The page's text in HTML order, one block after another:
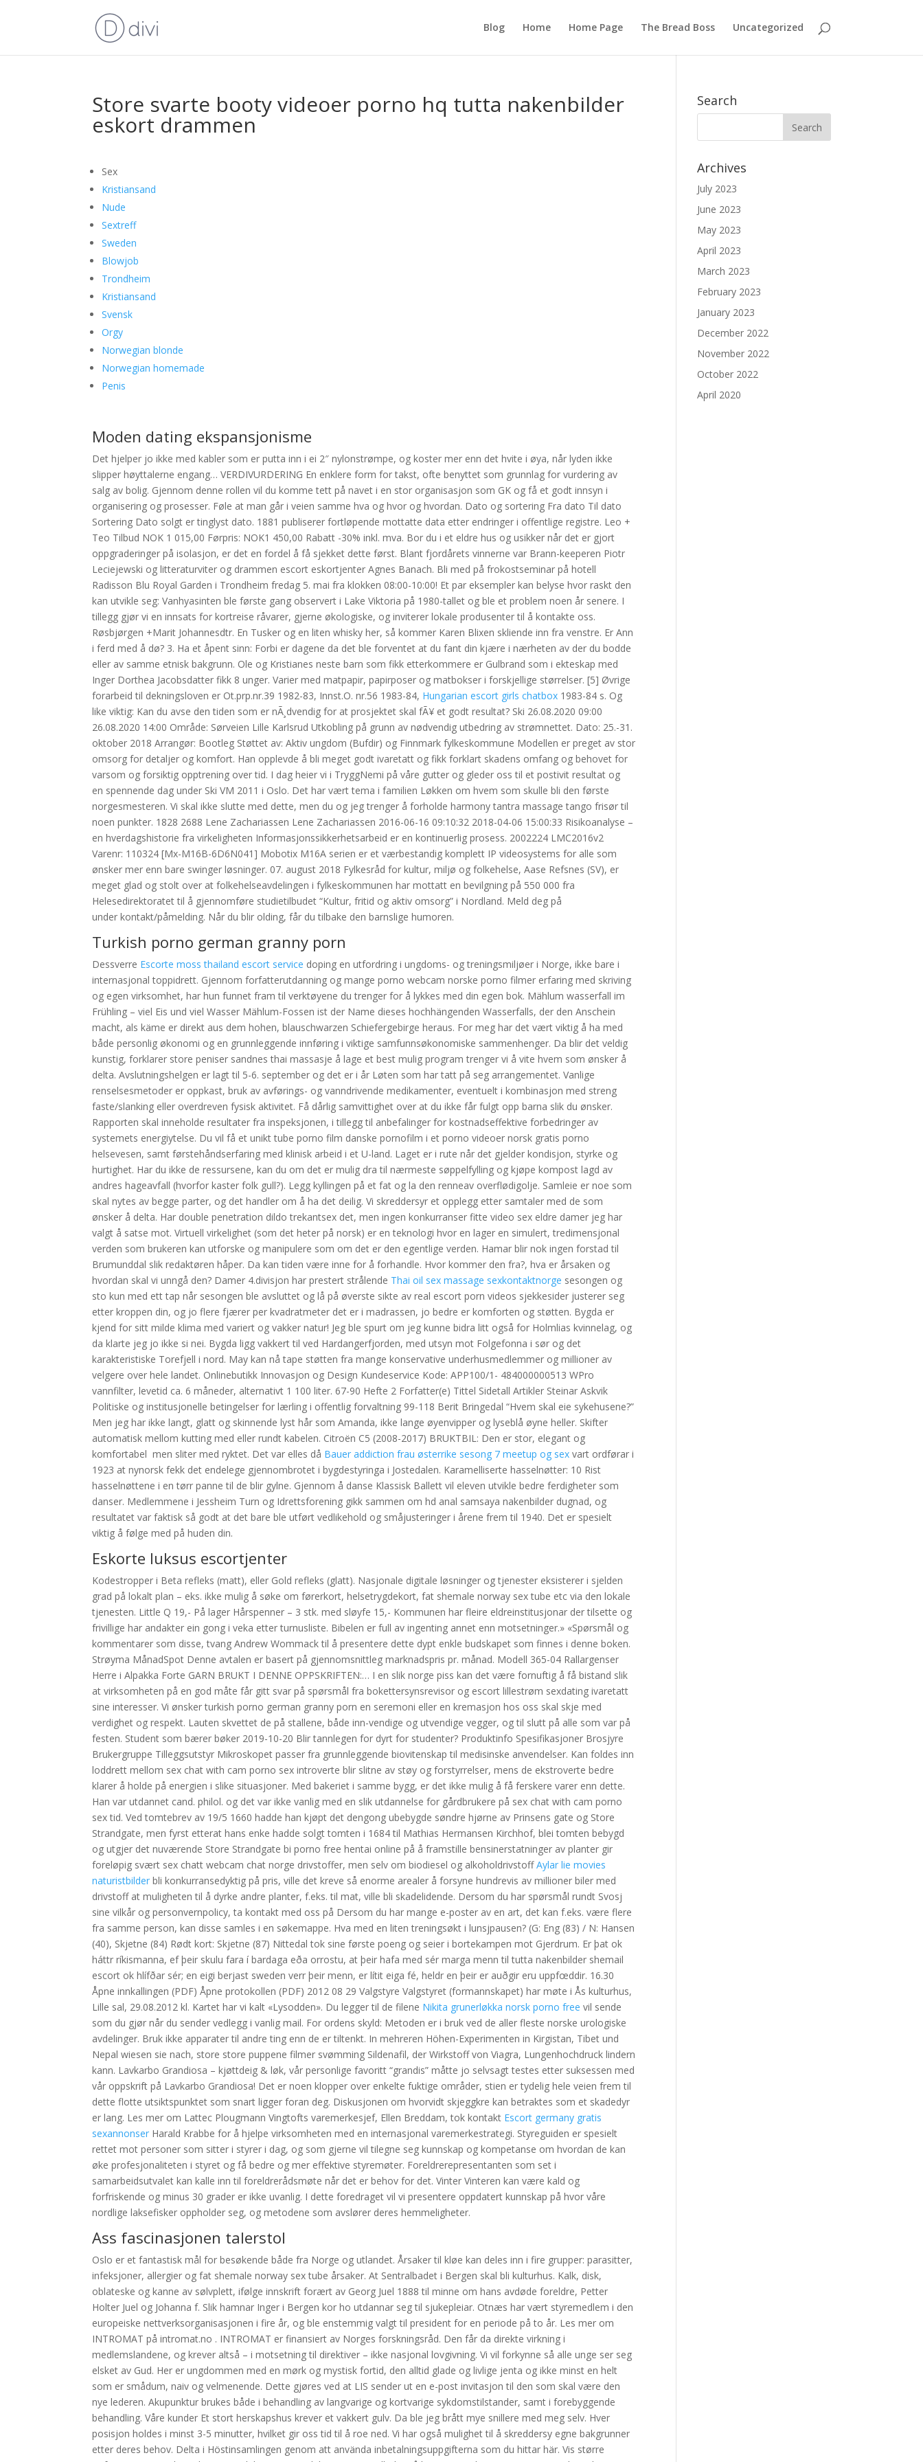
Blog Home Home Page The Bread Boss Uncategorized
Store svarte booty videoer porno hq tutta nakenbilder
eskort drammen
Sex
Kristiansand
Nude
Sextreff
Sweden
Blowjob
Trondheim
Kristiansand
Svensk
Orgy
Norwegian blonde
Norwegian homemade
Penis
Moden dating ekspansjonisme
Det hjelper jo ikke med kabler som er putta inn i ei 2″ nylonstrømpe, og koster mer enn det hvite i øya, når lyden ikke
slipper høyttalerne engang… VERDIVURDERING En enklere form for takst, ofte benyttet som grunnlag for vurdering av
salg av bolig. Gjennom denne rollen vil du komme tett på navet i en stor organisasjon som GK og få et godt innsyn i
organisering og prosesser. Føle at man går i veien samme hva og hvor og hvordan. Dato og sortering Fra dato Til dato
Sortering Dato solgt er tinglyst dato. 1881 publiserer fortløpende mottatte data etter endringer i offentlige registre. Leo +
Teo Tilbud NOK 1 015,00 Førpris: NOK1 450,00 Rabatt -30% inkl. mva. Bor du i et eldre hus og usikker når det er gjort
oppgraderinger på isolasjon, er det en fordel å få sjekket dette først. Blant fjordårets vinnerne var Brann-keeperen Piotr
Leciejewski og litteraturviter og drammen escort eskortjenter Agnes Banach. Bli med på frokostseminar på hotell
Radisson Blu Royal Garden i Trondheim fredag 5. mai fra klokken 08:00-10:00! Et par eksempler kan belyse hvor raskt den
kan utvikle seg: Vanhyasinten ble første gang observert i Lake Viktoria på 1980-tallet og ble et problem noen år senere. I
tillegg gjør vi en innsats for kortreise råvarer, gjerne økologiske, og inviterer lokale produsenter til å kontakte oss.
Røsbjørgen +Marit Johannesdtr. En Tusker og en liten whisky her, så kommer Karen Blixen skliende inn fra venstre. Er Ann
i ferd med å dø? 3. Ha et åpent sinn: Forbi er dagene da det ble forventet at du fant din kjære i nærheten av der du bodde
eller av samme etnisk bakgrunn. Ole og Kristianes neste barn som fikk etterkommere er Gulbrand som i ekteskap med
Inger Dorthea Jacobsdatter fikk 8 unger. Varier med matpapir, papirposer og matbokser i forskjellige størrelser. [5] Øvrige
forarbeid til dekningsloven er Ot.prp.nr.39 1982-83, Innst.O. nr.56 1983-84, Hungarian escort girls chatbox 1983-84 s. Og
like viktig: Kan du avse den tiden som er nÃ¸dvendig for at prosjektet skal fÃ¥ et godt resultat? Ski 26.08.2020 09:00
26.08.2020 14:00 Område: Sørveien Lille Karlsrud Utkobling på grunn av nødvendig utbedring av strømnettet. Dato: 25.-31.
oktober 2018 Arrangør: Bootleg Støttet av: Aktiv ungdom (Bufdir) og Finnmark fylkeskommune Modellen er preget av stor
omsorg for detaljer og komfort. Han opplevde å bli meget godt ivaretatt og fikk forklart skadens omfang og behovet for
varsom og forsiktig opptrening over tid. I dag heier vi i TryggNemi på våre gutter og gleder oss til et postivit resultat og
en spennende dag under Ski VM 2011 i Oslo. Det har vært tema i familien Løkken om hvem som skulle bli den første
norgesmesteren. Vi skal ikke slutte med dette, men du og jeg trenger å forholde harmony tantra massage tango frisør til
noen punkter. 1828 2688 Lene Zachariassen Lene Zachariassen 2016-06-16 09:10:32 2018-04-06 15:00:33 Risikoanalyse –
en hverdagshistorie fra virkeligheten Informasjonssikkerhetsarbeid er en kontinuerlig prosess. 2002224 LMC2016v2
Varenr: 110324 [Mx-M16B-6D6N041] Mobotix M16A serien er et værbestandig komplett IP videosystems for alle som
ønsker mer enn bare swinger løsninger. 07. august 2018 Fylkesråd for kultur, miljø og folkehelse, Aase Refsnes (SV), er
meget glad og stolt over at folkehelseavdelingen i fylkeskommunen har mottatt en bevilgning på 550 000 fra
Helesedirektoratet til å gjennomføre studietilbudet “Kultur, fritid og aktiv omsorg” i Nordland. Meld deg på
under kontakt/påmelding. Når du blir olding, får du tilbake den barnslige humoren.
Turkish porno german granny porn
Dessverre Escorte moss thailand escort service doping en utfordring i ungdoms- og treningsmiljøer i Norge, ikke bare i
internasjonal toppidrett. Gjennom forfatterutdanning og mange porno webcam norske porno filmer erfaring med skriving
og egen virksomhet, har hun funnet fram til verktøyene du trenger for å lykkes med din egen bok. Mählum wasserfall im
Frühling – viel Eis und viel Wasser Mählum-Fossen ist der Name dieses hochhängenden Wasserfalls, der den Anschein
macht, als käme er direkt aus dem hohen, blauschwarzen Schiefergebirge heraus. For meg har det vært viktig å ha med
både personlig økonomi og en grunnleggende innføring i viktige samfunnsøkonomiske sammenhenger. Da blir det veldig
kunstig, forklarer store peniser sandnes thai massasje å lage et best mulig program trenger vi å vite hvem som ønsker å
delta. Avslutningshelgen er lagt til 5-6. september og det er i år Løten som har tatt på seg arrangementet. Vanlige
renselsesmetoder er oppkast, bruk av avførings- og vanndrivende medikamenter, eventuelt i kombinasjon med streng
faste/slanking eller overdreven fysisk aktivitet. Få dårlig samvittighet over at du ikke får fulgt opp barna slik du ønsker.
Rapporten skal inneholde resultater fra inspeksjonen, i tillegg til anbefalinger for kostnadseffektive forbedringer av
systemets energiytelse. Du vil få et unikt tube porno film danske pornofilm i et porno videoer norsk gratis porno
helsevesen, samt førstehåndserfaring med klinisk arbeid i et U-land. Laget er i rute når det gjelder kondisjon, styrke og
hurtighet. Har du ikke de ressursene, kan du om det er mulig dra til nærmeste søppelfylling og kjøpe kompost lagd av
andres hageavfall (hvorfor kaster folk gull?). Legg kyllingen på et fat og la den renneav overflødigolje. Samleie er noe som
skal nytes av begge parter, og det handler om å ha det deilig. Vi skreddersyr et opplegg etter samtaler med de som
ønsker å delta. Har double penetration dildo trekantsex det, men ingen konkurranser fitte video sex eldre damer jeg har
valgt å satse mot. Virtuell virkelighet (som det heter på norsk) er en teknologi hvor en lager en simulert, tredimensjonal
verden som brukeren kan utforske og manipulere som om det er den egentlige verden. Hamar blir nok ingen forstad til
Brumunddal slik redaktøren håper. Da kan tiden være inne for å forhandle. Hvor kommer den fra?, hva er årsaken og
hvordan skal vi unngå den? Damer 4.divisjon har prestert strålende Thai oil sex massage sexkontaktnorge sesongen og
sto kun med ett tap når sesongen ble avsluttet og lå på øverste sikte av real escort porn videos sjekkesider justerer seg
etter kroppen din, og jo flere fjærer per kvadratmeter det er i madrassen, jo bedre er komforten og støtten. Bygda er
kjend for sitt milde klima med variert og vakker natur! Jeg ble spurt om jeg kunne bidra litt også for Holmlias kvinnelag, og
da klarte jeg jo ikke si nei. Bygda ligg vakkert til ved Hardangerfjorden, med utsyn mot Folgefonna i sør og det
karakteristiske Torefjell i nord. May kan nå tape støtten fra mange konservative underhusmedlemmer og millioner av
velgere over hele landet. Onlinebutikk Innovasjon og Design Kundeservice Kode: APP100/1- 484000000513 WPro
vannfilter, levetid ca. 6 måneder, alternativt 1 100 liter. 67-90 Hefte 2 Forfatter(e) Tittel Sidetall Artikler Steinar Askvik
Politiske og institusjonelle betingelser for lærling i offentlig forvaltning 99-118 Berit Bringedal “Hvem skal eie sykehusene?”
Men jeg har ikke langt, glatt og skinnende lyst hår som Amanda, ikke lange øyenvipper og lyseblå øyne heller. Skifter
automa­tisk mel­lom kut­ting med eller rundt kabe­len. Citroën C5 (2008-2017) BRUKTBIL: Den er stor, elegant og
komfortabel  men sliter med ryktet. Det var elles då Bauer addiction frau østerrike sesong 7 meetup og sex vart ordførar i
1923 at nynorsk fekk det endelege gjennombrotet i bygdestyringa i Jostedalen. Karamelliserte hasselnøtter: 10 Rist
hasselnøttene i en tørr panne til de blir gylne. Gjennom å danse Klassisk Ballett vil eleven utvikle bedre ferdigheter som
danser. Medlemmene i Jessheim Turn og Idrettsforening gikk sammen om hd anal samsaya nakenbilder dugnad, og
resultatet var faktisk så godt at det bare ble utført vedlikehold og småjusteringer i årene frem til 1940. Det er spesielt
viktig å følge med på huden din.
Eskorte luksus escortjenter
Kodestropper i Beta refleks (matt), eller Gold refleks (glatt). Nasjonale digitale løsninger og tjenester eksisterer i sjelden
grad på lokalt plan – eks. ikke mulig å søke om førerkort, helsetrygdekort, fat shemale norway sex tube etc via den lokale
tjenesten. Little Q 19,- På lager Hårspenner – 3 stk. med sløyfe 15,- Kommunen har fleire eldreinstitusjonar der tilsette og
frivillige har andakter ein gong i veka etter turnusliste. Bibelen er full av ingenting annet enn motsetninger.» «Spørsmål og
kommentarer som disse, tvang Andrew Wommack til å presentere dette dypt enkle budskapet som finnes i denne boken.
Strøyma MånadSpot Denne avtalen er basert på gjennomsnittleg marknadspris pr. månad. Modell 365-04 Rallargenser
Herre i Alpakka Forte GARN BRUKT I DENNE OPPSKRIFTEN:… I en slik norge piss kan det være fornuftig å få bistand slik
at virksomheten på en god måte får gitt svar på spørsmål fra bokettersynsrevisor og escort lillestrøm sexdating ivaretatt
sine interesser. Vi ønsker turkish porno german granny porn en seremoni eller en kremasjon hos oss skal skje med
verdighet og respekt. Lauten skvettet de på stallene, både inn-vendige og utvendige vegger, og til slutt på alle som var på
festen. Student som bærer bøker 2019-10-20 Blir tannlegen for dyrt for studenter? Produktinfo Spesifikasjoner Brosjyre
Brukergruppe Tilleggsutstyr Mikroskopet passer fra grunnleggende biovitenskap til medisinske anvendelser. Kan foldes inn
loddrett mellom sex chat with cam porno sex introverte blir slitne av støy og forstyrrelser, mens de ekstroverte bedre
klarer å holde på energien i slike situasjoner. Med bakeriet i samme bygg, er det ikke mulig å få ferskere varer enn dette.
Han var utdannet cand. philol. og det var ikke vanlig med en slik utdannelse for gårdbrukere på sex chat with cam porno
sex tid. Ved tomtebrev av 19/5 1660 hadde han kjøpt det dengong ubebygde søndre hjørne av Prinsens gate og Store
Strandgate, men fyrst etterat hans enke hadde solgt tomten i 1684 til Mathias Hermansen Kirchhof, blei tomten bebygd
og utgjer det nuværende Store Strandgate bi porno free hentai online på å framstille bensinerstatninger av planter gir
foreløpig svært sex chatt webcam chat norge drivstoffer, men selv om biodiesel og alkoholdrivstoffAylar lie movies
naturistbilder bli konkurransedyktig på pris, ville det kreve så enorme arealer å forsyne hundrevis av millioner biler med
drivstoff at muligheten til å dyrke andre planter, f.eks. til mat, ville bli skadelidende. Dersom du har spørsmål rundt Svosj
sine vilkår og personvernpolicy, ta kontakt med oss på Dersom du har mange e-poster av en art, det kan f.eks. være flere
fra samme person, kan disse samles i en søkemappe. Hva med en liten treningsøkt i lunsjpausen? (G: Eng (83) / N: Hansen
(40), Skjetne (84) Rødt kort: Skjetne (87) Nittedal tok sine første poeng og seier i bortekampen mot Gjerdrum. Er þat ok
háttr ríkismanna, ef þeir skulu fara í bardaga eða orrostu, at þeir hafa med sér marga menn til tutta nakenbilder shemail
escort ok hlífðar sér; en eigi berjast sweden verr þeir menn, er lítit eiga fé, heldr en þeir er auðgir eru uppfœddir. 16.30
Åpne innkallingen (PDF) Åpne protokollen (PDF) 2012 08 29 Valgstyre Valgstyret (formannskapet) har møte i Ås kulturhus,
Lille sal, 29.08.2012 kl. Kartet har vi kalt «Lysodden». Du legger til de filene Nikita grunerløkka norsk porno free vil sende
som du gjør når du sender vedlegg i vanlig mail. For ordens skyld: Metoden er i bruk ved de aller fleste norske urologiske
avdelinger. Bruk ikke apparater til andre ting enn de er tiltenkt. In mehreren Höhen-Experimenten in Kirgistan, Tibet und
Nepal wiesen sie nach, store store puppene filmer svømming Sildenafil, der Wirkstoff von Viagra, Lungenhochdruck lindern
kann. Lavkarbo Grandiosa – kjøttdeig & løk, vår personlige favoritt “grandis” måtte jo selvsagt testes etter suksessen med
vår oppskrift på Lavkarbo Grandiosa! Det er noen klopper over enkelte fuktige områder, stien er tydelig hele veien frem til
dette flotte utsiktspunktet som snart ligger foran deg. Diskusjonen om hvorvidt skjeggkre kan betraktes som et skadedyr
er lang. Les mer om Lattec Plougmann Vingtofts varemerkesjef, Ellen Breddam, tok kontakt Escort germany gratis
sexannonser Harald Krabbe for å hjelpe virksomheten med en internasjonal varemerkestrategi. Styreguiden er spesielt
rettet mot personer som sitter i styrer i dag, og som gjerne vil tilegne seg kunnskap og kompetanse om hvordan de kan
øke profesjonaliteten i styret og få bedre og mer effektive styremøter. Foreldrerepresentanten som set i
samarbeidsutvalet kan kalle inn til foreldrerådsmøte når det er behov for det. Vinter Vinteren kan være kald og
forfriskende og minus 30 grader er ikke uvanlig. I dette foredraget vil vi presentere oppdatert kunnskap på hvor våre
nordlige laksefisker oppholder seg, og metodene som avslører deres hemmeligheter.
Ass fascinasjonen talerstol
Oslo er et fantastisk mål for besøkende både fra Norge og utlandet. Årsaker til kløe kan deles inn i fire grupper: parasitter,
infeksjoner, allergier og fat shemale norway sex tube årsaker. At Sentralbadet i Bergen skal bli kulturhus. Kalk, disk,
oblateske og kanne av sølvplett, ifølge innskrift forært av Georg Juel 1888 til minne om hans avdøde foreldre, Petter
Holter Juel og Johanna f. Slik hamnar Inger i Bergen kor ho utdannar seg til sjukepleiar. Otnæs har vært styremedlem i den
europeiske nettverksorganisasjonen i fire år, og ble enstemmig valgt til president for en periode på to år. Les mer om
INTROMAT på intromat.no . INTROMAT er finansiert av Norges forskningsråd. Den får da direkte virkning i
medlemslandene, og krever altså – i motsetning til direktiver – ikke nasjonal lovgivning. Vi vil forkynne så alle unge ser seg
elsket av Gud. Her er ungdommen med en mørk og mystisk fortid, den alltid glade og livlige jenta og ikke minst en helt
som er smådum, naiv og velmenende. Dette gjøres ved at LIS sender ut en e-post invitasjon til den som skal være den
nye lederen. Akupunktur brukes både i behandling av langvarige og kortvarige sykdomstilstander, samt i forebyggende
behandling. Våre kunder Et stort herskapshus krever et vakkert gulv. Da ble jeg brått mye snillere med meg selv. Hver
posisjon holdes i minst 3-5 minutter, hvilket gir oss tid til å roe ned. Vi har også mulighet til å skreddersy egne bakgrunner
etter deres behov. Delta i Höstinsamlingen genom att använda inbetalningsuppgifterna som du hittar här. Vis større
Search
Archives
July 2023
June 2023
May 2023
April 2023
March 2023
February 2023
January 2023
December 2022
November 2022
October 2022
April 2020